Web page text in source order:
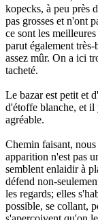
kopecks, à peu près
pas grosses et n'ont
ce sont les
parut également
assez mûr. On a ici
tacheté.
Le bazar est petit et
d'étoffe blanche, et il
agréable.
Chemin faisant,
apparition n'est pas
semblent enlaidir à
défend non-
les regards; elles
possible, se collant,